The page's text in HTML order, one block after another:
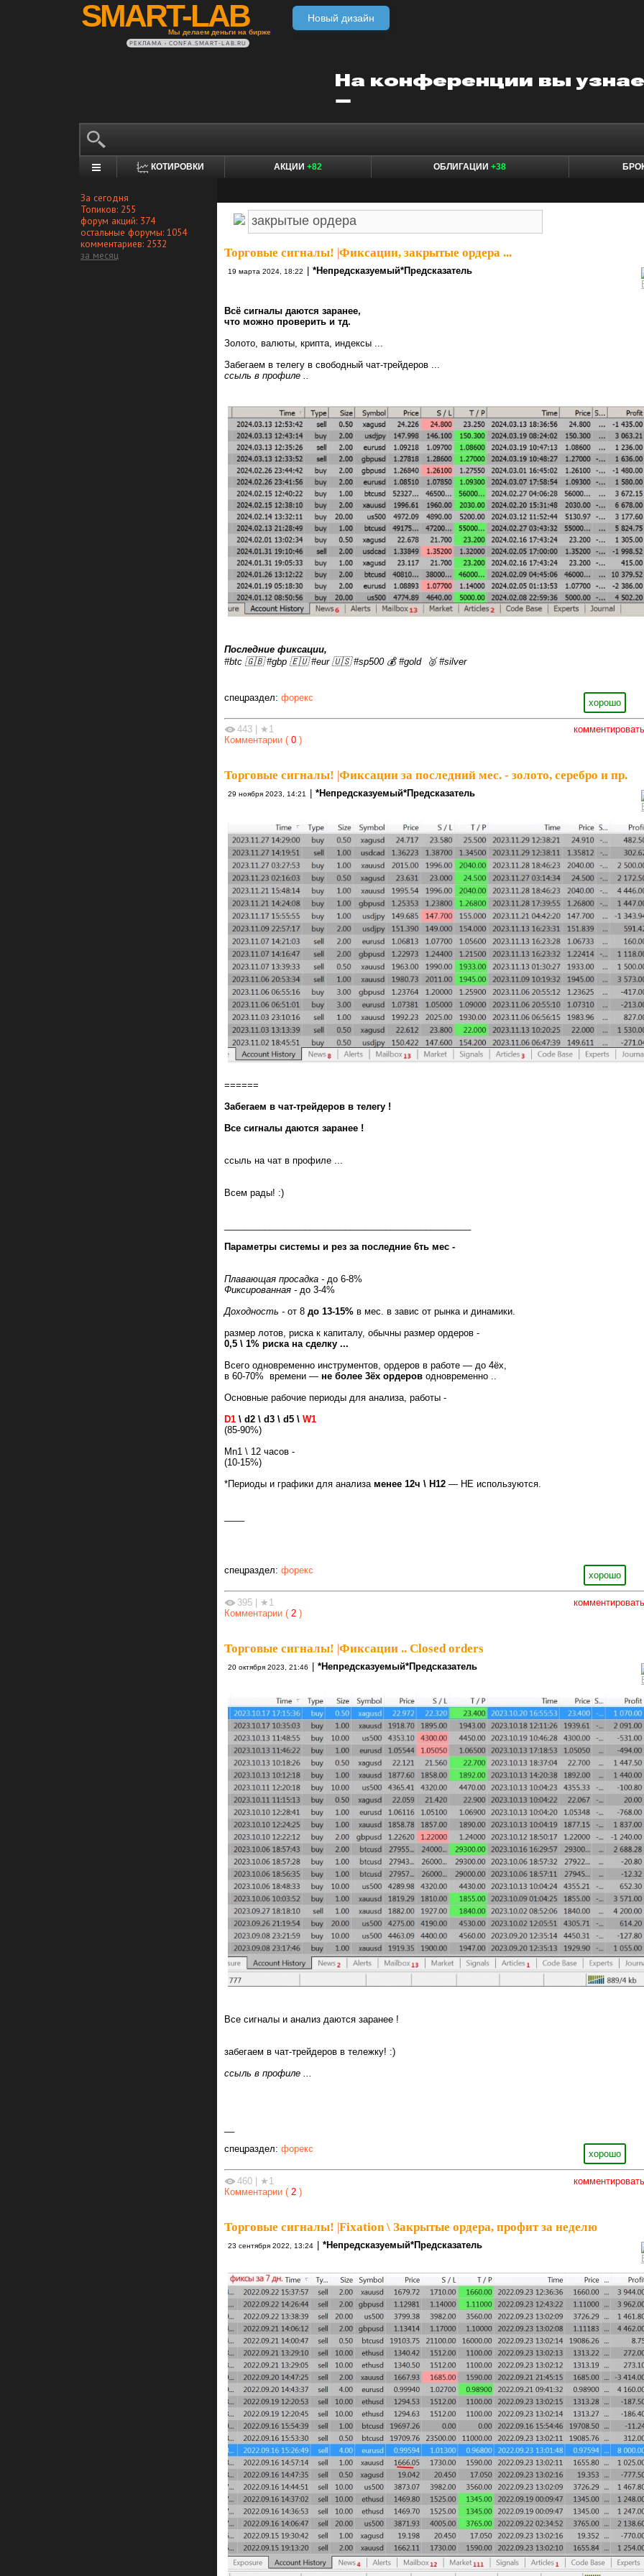
SMART-LAB
Мы делаем деньги на бирже
Новый дизайн
РЕКЛАМА • CONFA.SMART-LAB.RU
КОТИРОВКИ АКЦИИ +82 ОБЛИГАЦИИ +38
За сегодня
Топиков: 255
форум акций: 374
остальные форумы: 1054
комментариев: 2532
за месяц
Торговые сигналы! Фиксации, закрытые ордера ...
19 марта 2024, 18:22 *Непредсказуемый*Предсказатель
Всё сигналы даются заранее,
что можно проверить и тд.
Золото, валюты, крипта, индексы ...
Забегаем в телегу в свободный чат-трейдеров ...
ссыль в профиле ..
Последние фиксации,
#btc 🇬🇧 #gbp 🇪🇺 #eur 🇺🇸 #sp500 💰 #gold 🥈 #silver
хорошо
спецраздел: форекс
комментировать
443
★1
Комментарии ( 0 )
Торговые сигналы! Фиксации за последний мес. - золото, серебро и пр.
29 ноября 2023, 14:21 *Непредсказуемый*Предсказатель
======
Забегаем в чат-трейдеров в телегу !
Все сигналы даются заранее !
ссыль на чат в профиле ...
Всем рады! :)
Параметры системы и рез за последние 6ть мес -
Плавающая просадка - до 6-8%
Фиксированная - до 3-4%
Доходность - от 8 до 13-15% в мес. в завис от рынка и динамики.
размер лотов, риска к капиталу, обычны размер ордеров -
0,5 \ 1% риска на сделку ...
Всего одновременно инструментов, ордеров в работе — до 4ёх,
в 60-70% времени — не более 3ёх ордеров одновременно ..
Основные рабочие периоды для анализа, работы -
D1 \ d2 \ d3 \ d5 \ W1
(85-90%)
Mn1 \ 12 часов -
(10-15%)
*Периоды и графики для анализа менее 12ч \ H12 — НЕ используются.
хорошо
спецраздел: форекс
комментировать
395 | ★1
Комментарии ( 2 )
Торговые сигналы! |Фиксации .. Closed orders
20 октября 2023, 21:46 | *Непредсказуемый*Предсказатель
Все сигналы и анализ даются заранее !
забегаем в чат-трейдеров в тележку! :)
ссыль в профиле ...
хорошо
спецраздел: форекс
комментировать
460
★1
Комментарии ( 2 )
Торговые сигналы! |Fixation \ Закрытые ордера, профит за неделю
23 сентября 2022, 13:24 *Непредсказуемый*Предсказатель